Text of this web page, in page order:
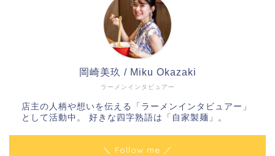
ラーメンインタビュアー
岡崎美玖 / Miku Okazaki
店主の人柄や想いを伝える「ラーメンインタビュアー」
として活動中。 好きな四字熟語は「自家製麺」。
＼ Follow me ／